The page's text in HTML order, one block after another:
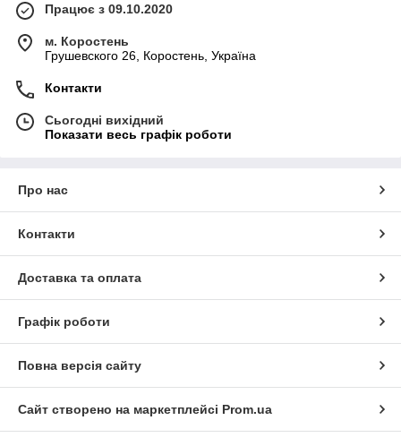
Працює з 09.10.2020
м. Коростень
Грушевского 26, Коростень, Україна
Контакти
Сьогодні вихідний
Показати весь графік роботи
Про нас
Контакти
Доставка та оплата
Графік роботи
Повна версія сайту
Сайт створено на маркетплейсі Prom.ua